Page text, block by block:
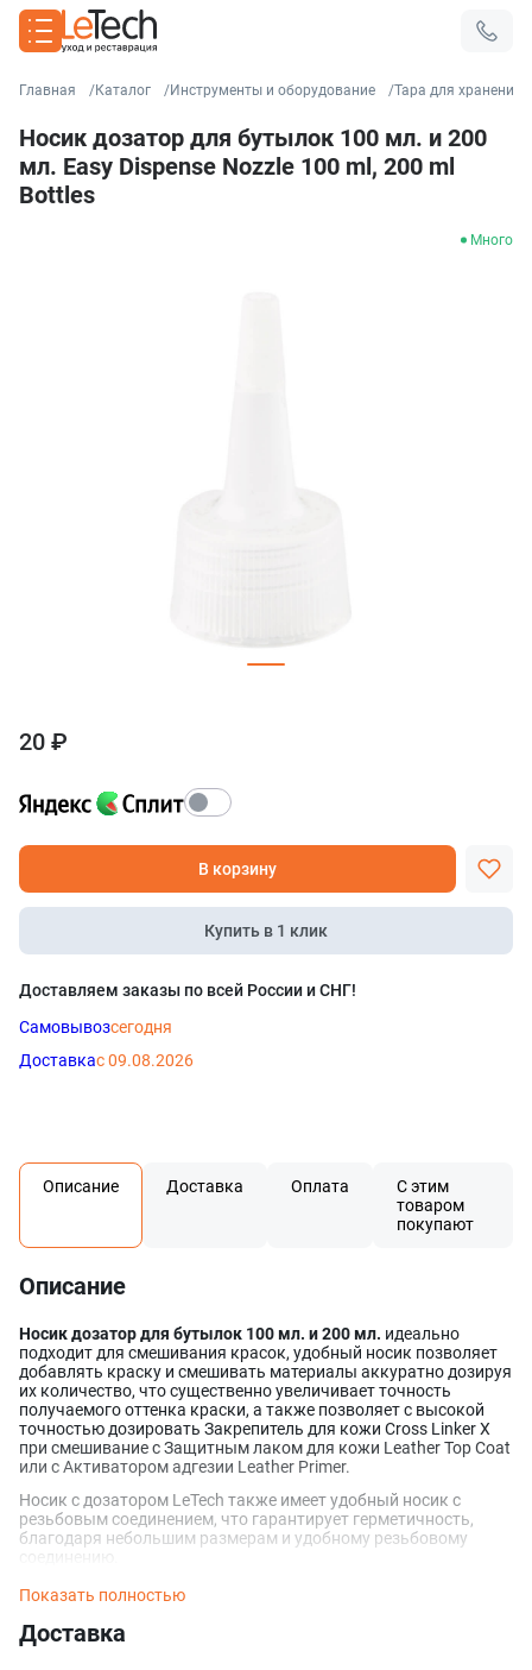
Главная Каталог Инструменты и оборудование Тара для хранения
Носик дозатор для бутылок 100 мл. и 200
мл. Easy Dispense Nozzle 100 ml, 200 ml
Bottles
Много
20 ₽
В корзину
Купить в 1 клик
Доставляем заказы по всей России и СНГ!
Самовывозсегодня
Доставкас 09.08.2026
Описание Доставка Оплата
С этим
товаром
покупают
Описание
Носик дозатор для бутылок 100 мл. и 200 мл. идеально
подходит для смешивания красок, удобный носик позволяет
добавлять краску и смешивать материалы аккуратно дозируя
их количество, что существенно увеличивает точность
получаемого оттенка краски, а также позволяет с высокой
точностью дозировать Закрепитель для кожи Cross Linker X
при смешивание с Защитным лаком для кожи Leather Top Coat
или с Активатором адгезии Leather Primer.
Носик с дозатором LeTech также имеет удобный носик с
резьбовым соединением, что гарантирует герметичность,
благодаря небольшим размерам и удобному резьбовому
Показать полностью
Доставка